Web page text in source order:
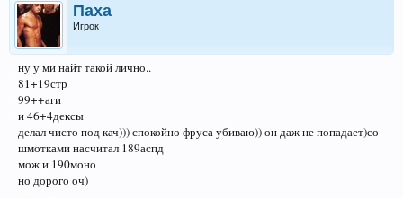
Паха
Игрок
ну у ми найт такой лично..
81+19стр
99++аги
и 46+4дексы
делал чисто под кач))) спокойно фруса убиваю)) он даж не попадает)со
шмотками насчитал 189аспд
мож и 190моно
но дорого оч)